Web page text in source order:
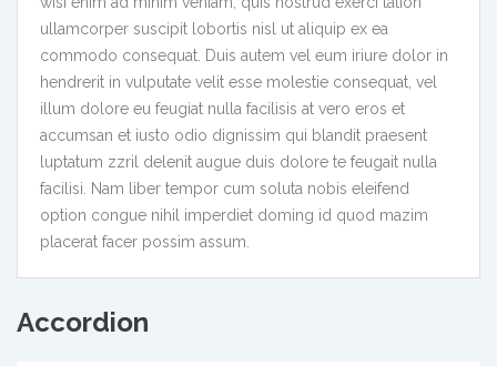
ullamcorper suscipit lobortis nisl ut aliquip ex ea
commodo consequat. Duis autem vel eum iriure dolor in
hendrerit in vulputate velit esse molestie consequat, vel
illum dolore eu feugiat nulla facilisis at vero eros et
accumsan et iusto odio dignissim qui blandit praesent
luptatum zzril delenit augue duis dolore te feugait nulla
facilisi. Nam liber tempor cum soluta nobis eleifend
option congue nihil imperdiet doming id quod mazim
placerat facer possim assum.
Accordion